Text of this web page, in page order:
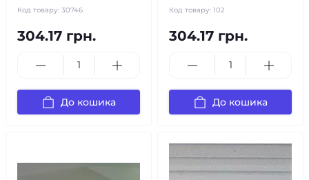
Код товару: 30746
304.17 грн.
До кошика
Код товару: 102
304.17 грн.
До кошика